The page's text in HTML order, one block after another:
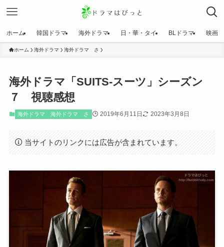
ホーム 韓国ドラマ 海外ドラマ 日・華・タイ BLドラマ 映画
ホーム 海外ドラマ 海外ドラマ さ
海外ドラマ「SUITS-スーツ」シーズン
７ 視聴感想
海外ドラマ 海外ドラマ さ 2019年6月11日 2023年3月8日
当サイトのリンクには広告が含まれています。